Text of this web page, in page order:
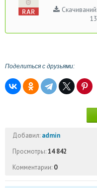
Поделиться с друзьями:
Добавил: admin
Просмотры:14 842
Комментарии: 0